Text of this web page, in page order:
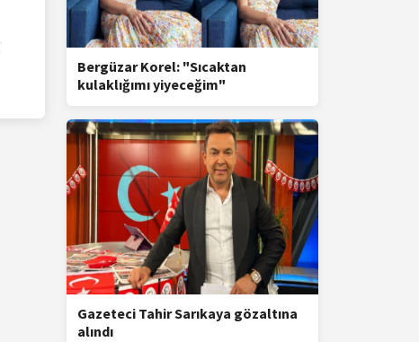
Bergüzar Korel: "Sıcaktan
kulaklığımı yiyeceğim"
Gazeteci Tahir Sarıkaya gözaltına
alındı